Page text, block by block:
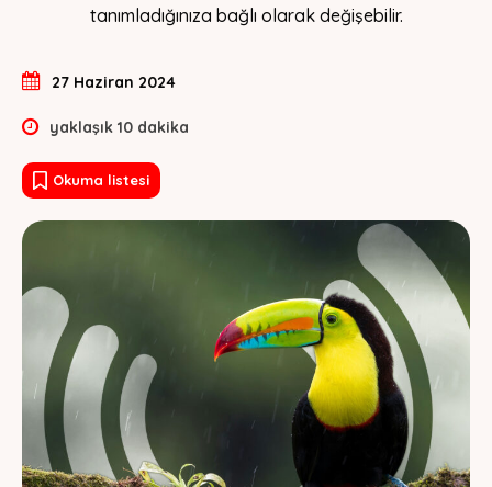
tanımladığınıza bağlı olarak değişebilir.
27 Haziran 2024
yaklaşık 10 dakika
Okuma listesi